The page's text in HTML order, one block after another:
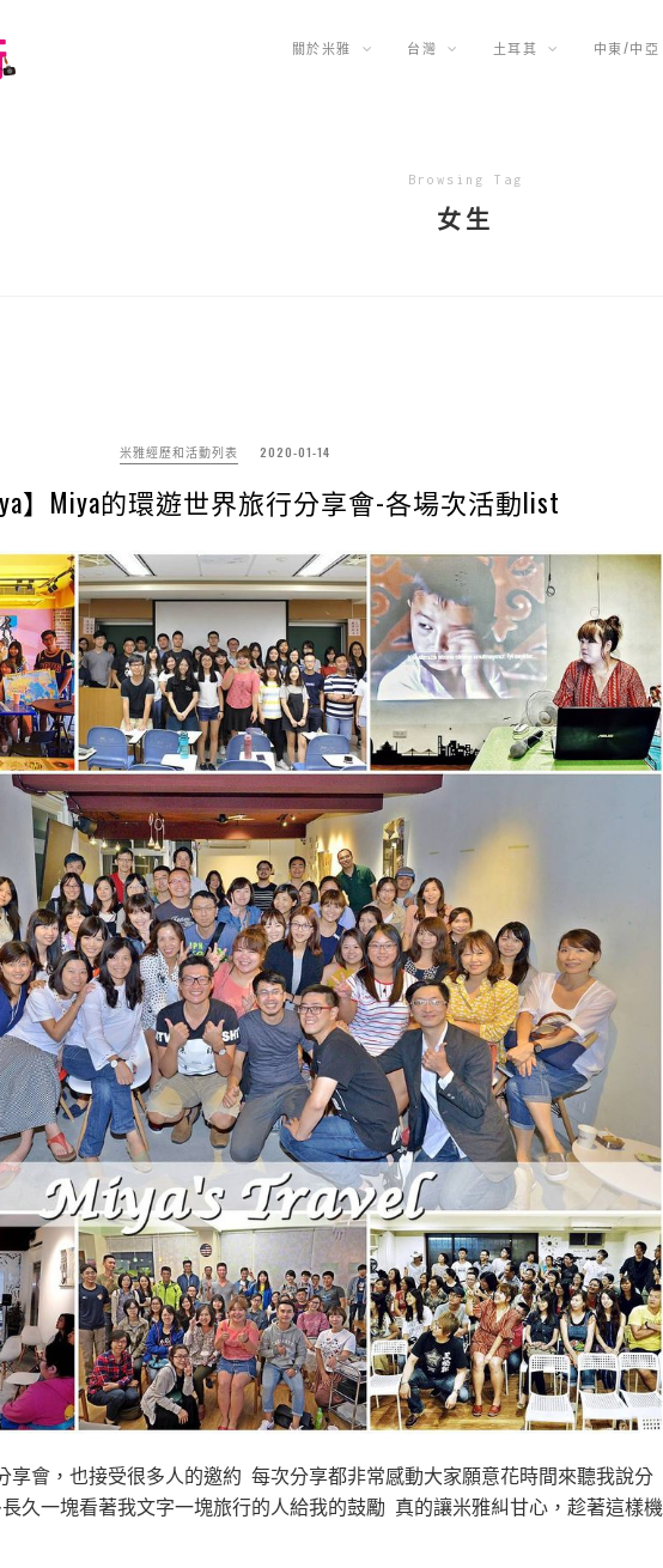
關於米雅 台灣 土耳其 中東/中亞
Browsing Tag
女生
米雅經歷和活動列表 2020-01-14
】Miya的環遊世界旅行分享會-各場次活動list
享會，也接受很多人的邀約 每次分享都非常感動大家願意花時間來聽我說分
久一塊看著我文字一塊旅行的人給我的鼓勵 真的讓米雅糾甘心，趁著這樣機